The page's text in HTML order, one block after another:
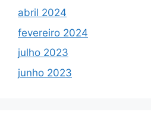
abril 2024
fevereiro 2024
julho 2023
junho 2023